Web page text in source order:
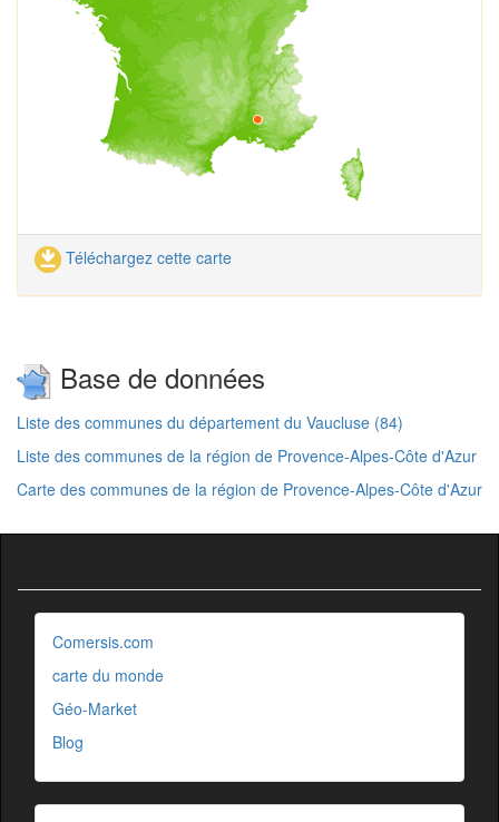
Téléchargez cette carte
Base de données
Liste des communes du département du Vaucluse (84)
Liste des communes de la région de Provence-Alpes-Côte d'Azur
Carte des communes de la région de Provence-Alpes-Côte d'Azur
Comersis.com
carte du monde
Géo-Market
Blog